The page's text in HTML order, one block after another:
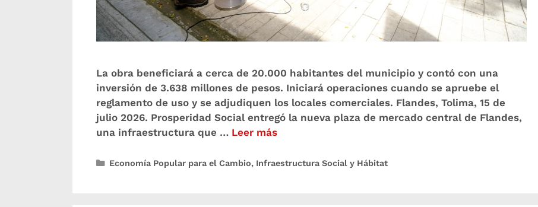
La obra beneficiará a cerca de 20.000 habitantes del municipio y contó con una
inversión de 3.638 millones de pesos. Iniciará operaciones cuando se apruebe el
reglamento de uso y se adjudiquen los locales comerciales. Flandes, Tolima, 15 de
julio 2026. Prosperidad Social entregó la nueva plaza de mercado central de Flandes,
una infraestructura que … Leer más
Economía Popular para el Cambio, Infraestructura Social y Hábitat